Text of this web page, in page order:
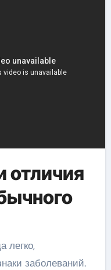
отличия
легко,
заболеваний.